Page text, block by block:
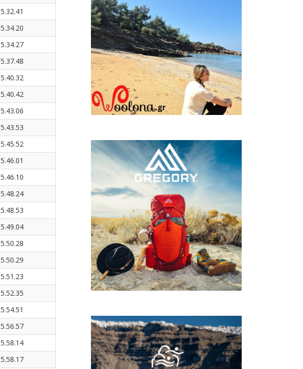
5.32.41
5.34.20
5.34.27
5.37.48
5.40.32
5.40.42
5.43.06
5.43.53
5.45.52
5.46.01
5.46.10
5.48.24
5.48.53
5.49.04
5.50.28
5.50.29
5.51.23
5.52.35
5.54.51
5.56.57
5.58.14
5.58.17